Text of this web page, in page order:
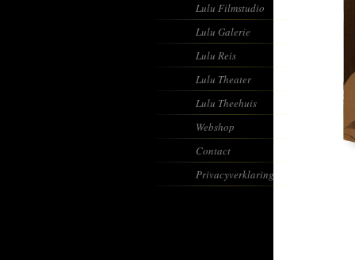
Lulu Filmstudio
Lulu Galerie
Lulu Reis
Lulu Theater
Lulu Theehuis
Webshop
Contact
Privacyverklaring